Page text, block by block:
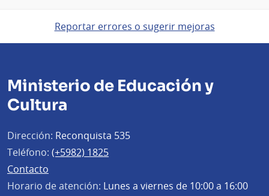
Reportar errores o sugerir mejoras
Ministerio de Educación y
Cultura
Dirección: Reconquista 535
Teléfono: (+5982) 1825
Contacto
Horario de atención: Lunes a viernes de 10:00 a 16:00